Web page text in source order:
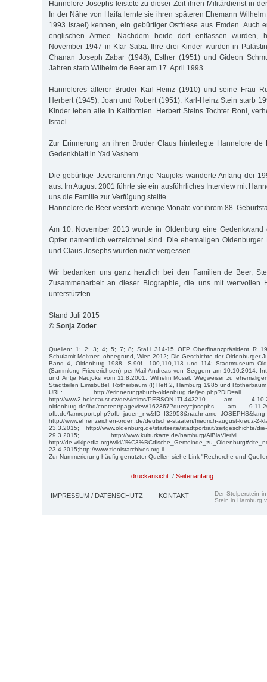
Hannelore Josephs leistete zu dieser Zeit ihren Militärdienst in
In der Nähe von Haifa lernte sie ihren späteren Ehemann
1993 Israel) kennen, ein gebürtiger Ostfriese aus Emden. Auch
englischen Armee. Nachdem beide dort entlassen wurden,
November 1947 in Kfar Saba. Ihre drei Kinder wurden in
Chanan Joseph Zabar (1948), Esther (1951) und Gideon
Jahren starb Wilhelm de Beer am 17. April 1993.
Hannelores älterer Bruder Karl-Heinz (1910) und seine Frau
Herbert (1945), Joan und Robert (1951). Karl-Heinz Stein starb
Kinder leben alle in Kalifornien. Herbert Steins Tochter Roni,
Israel.
Zur Erinnerung an ihren Bruder Claus hinterlegte Hannelore de
Gedenkblatt in Yad Vashem.
Die gebürtige Jeveranerin Antje Naujoks wanderte Anfang der
aus. Im August 2001 führte sie ein ausführliches Interview mit
uns die Familie zur Verfügung stellte.
Hannelore de Beer verstarb wenige Monate vor ihrem 88.
Am 10. November 2013 wurde in Oldenburg eine Gedenkwand
Opfer namentlich verzeichnet sind. Die ehemaligen Oldenburger
und Claus Josephs wurden nicht vergessen.
Wir bedanken uns ganz herzlich bei den Familien de Beer,
Zusammenarbeit an dieser Biographie, die uns mit wertvollen
unterstützten.
Stand Juli 2015
© Sonja Zoder
Quellen: 1; 2; 3; 4; 5; 7; 8; StaH 314-15 OFP Oberfinanzpräsident R
Schulamit Meixner: ohnegrund, Wien 2012; Die Geschichte der Oldenburger
Band 4, Oldenburg 1988, S.90f., 100,110,113 und 114; Stadtmuseum
(Sammlung Friederichsen) per Mail Andreas von Seggern am 10.10.2014;
und Antje Naujoks vom 11.8.2001; Wilhelm Mosel: Wegweiser zu
Stadtteilen Eimsbüttel, Rotherbaum (I) Heft 2, Hamburg 1985 und
URL: http://erinnerungsbuch-oldenburg.de/
http://www2.holocaust.cz/de/victims/PERSON.ITI.443210 am
oldenburg.de/ihd/content/pageview/162367?query=josephs am
ofb.de/
http://www.ehrenzeichen-orden.de/deutsche-staaten/friedrich-august-
23.3.2015; http://www.oldenburg.de/startseite/stadtportrait/zeitgeschichte/
29.3.2015; http://www.kulturkarte.de/hamburg/
http://de.wikipedia.org/wiki/
23.4.2015;http://www.zionistarchives.org.il.
Zur Nummerierung häufig genutzter Quellen siehe Link "Recherche und
druckansicht / Seitenanfang
IMPRESSUM / DATENSCHUTZ KONTAKT
Der Stolperstein
Stein in Hamburg